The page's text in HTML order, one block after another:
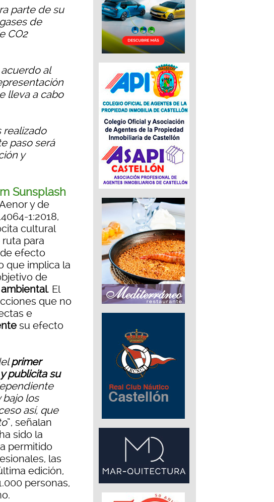
parte de su
de
CO2
al
lleva a cabo
realizado
paso será
y
Sunsplash
y de
1:2018,
cultural
para
efecto
que implica la
de
. El
que no
e
su efecto
primer
publicita su
los
así, que
”, señalan
sido la
permitido
las
edición,
personas,